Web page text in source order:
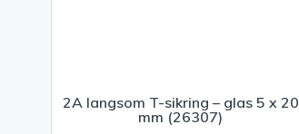
2A langsom T-sikring – glas 5 x 20
mm (26307)